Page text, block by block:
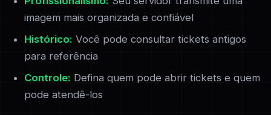
imagem mais organizada e confiável
Histórico: Você pode consultar tickets antigos
para referência
Controle: Defina quem pode abrir tickets e quem
pode atendê-los